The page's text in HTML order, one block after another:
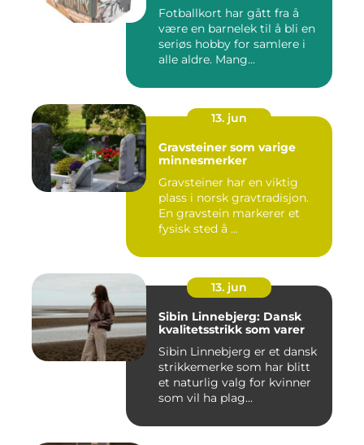
Fotballkort har gått fra å
være en barnelek til å bli en
seriøs hobby for samlere i
alle aldre. Mang...
13. jun
Gravsteiner som varige
minnesmerker
Gravsteiner har en viktig
plass i norsk gravtradisjon.
En gravstein markerer et
fysisk sted å ...
13. jun
Sibin Linnebjerg: Dansk
kvalitetsstrikk som varer
Sibin Linnebjerg er et dansk
strikkemerke som har blitt
et naturlig valg for kvinner
som vil ha plag...